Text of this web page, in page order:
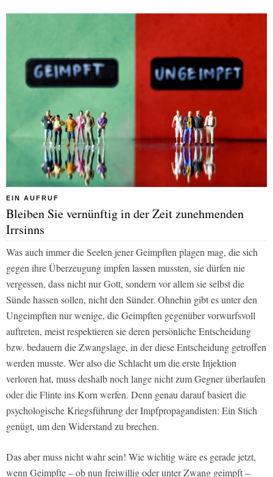
EIN AUFRUF
Bleiben Sie vernünftig in der Zeit zunehmenden
Irrsinns
Was auch immer die Seelen jener Geimpften plagen mag, die sich
gegen ihre Überzeugung impfen lassen mussten, sie dürfen nie
vergessen, dass nicht nur Gott, sondern vor allem sie selbst die
Sünde hassen sollen, nicht den Sünder. Ohnehin gibt es unter den
Ungeimpften nur wenige, die Geimpften gegenüber vorwurfsvoll
auftreten, meist respektieren sie deren persönliche Entscheidung
bzw. bedauern die Zwangslage, in der diese Entscheidung getroffen
werden musste. Wer also die Schlacht um die erste Injektion
verloren hat, muss deshalb noch lange nicht zum Gegner überlaufen
oder die Flinte ins Korn werfen. Denn genau darauf basiert die
psychologische Kriegsführung der Impfpropagandisten: Ein Stich
genügt, um den Widerstand zu brechen.
Das aber muss nicht wahr sein! Wie wichtig wäre es gerade jetzt,
wenn Geimpfte – ob nun freiwillig oder unter Zwang geimpft –